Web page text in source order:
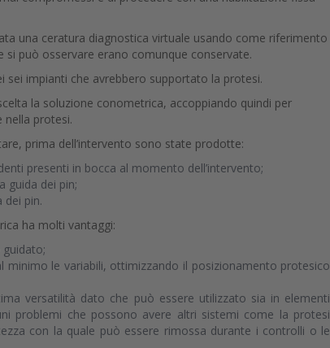
una ceratura diagnostica virtuale usando come riferimento
si può osservare erano comunque conservate.
sei impianti che avrebbero supportato la protesi.
la soluzione conometrica, accoppiando quindi per
protesi.
prima dell’intervento sono state prodotte:
presenti in bocca al momento dell’intervento;
guida dei pin;
dei pin.
ha molti vantaggi:
le variabili, ottimizzando il posizionamento protesico
versatilità dato che può essere utilizzato sia in elementi
problemi che possono avere altri sistemi come la protesi
con la quale può essere rimossa durante i controlli o le